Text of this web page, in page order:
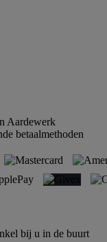
betaalmethoden
bij u in de buurt